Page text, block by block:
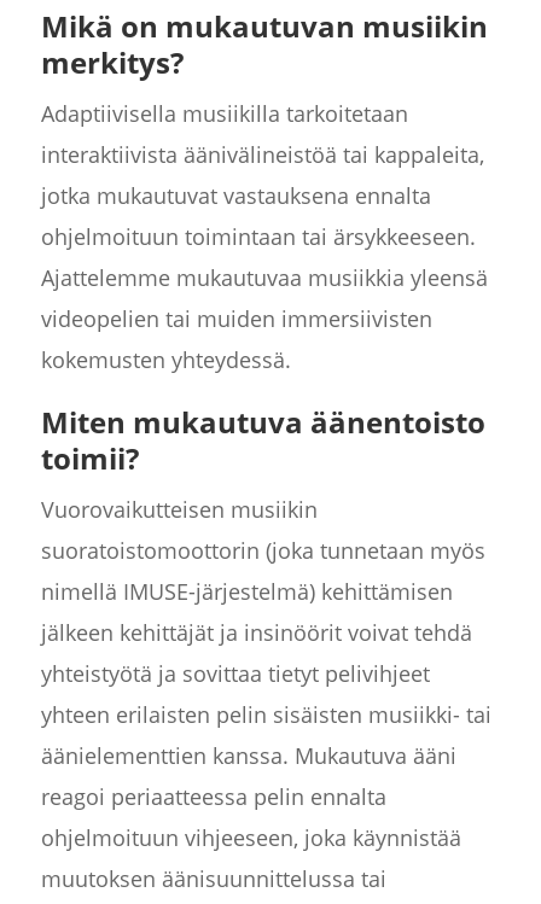
Mikä on mukautuvan musiikin
merkitys?
Adaptiivisella musiikilla tarkoitetaan
interaktiivista äänivälineistöä tai kappaleita,
jotka mukautuvat vastauksena ennalta
ohjelmoituun toimintaan tai ärsykkeeseen.
Ajattelemme mukautuvaa musiikkia yleensä
videopelien tai muiden immersiivisten
kokemusten yhteydessä.
Miten mukautuva äänentoisto
toimii?
Vuorovaikutteisen musiikin
suoratoistomoottorin (joka tunnetaan myös
nimellä IMUSE-järjestelmä) kehittämisen
jälkeen kehittäjät ja insinöörit voivat tehdä
yhteistyötä ja sovittaa tietyt pelivihjeet
yhteen erilaisten pelin sisäisten musiikki- tai
äänielementtien kanssa. Mukautuva ääni
reagoi periaatteessa pelin ennalta
ohjelmoituun vihjeeseen, joka käynnistää
muutoksen äänisuunnittelussa tai